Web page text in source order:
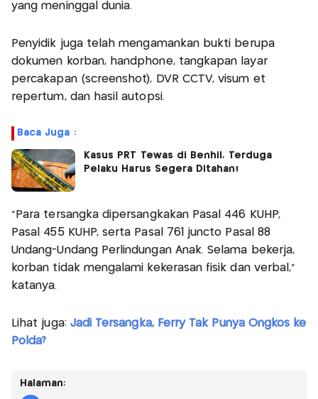
yang meninggal dunia.
Penyidik juga telah mengamankan bukti berupa
dokumen korban, handphone, tangkapan layar
percakapan (screenshot), DVR CCTV, visum et
repertum, dan hasil autopsi.
Baca Juga :
Kasus PRT Tewas di Benhil, Terduga
Pelaku Harus Segera Ditahan!
"Para tersangka dipersangkakan Pasal 446 KUHP,
Pasal 455 KUHP, serta Pasal 761 juncto Pasal 88
Undang-Undang Perlindungan Anak. Selama bekerja,
korban tidak mengalami kekerasan fisik dan verbal,"
katanya.
Lihat juga: Jadi Tersangka, Ferry Tak Punya Ongkos ke
Polda?
Halaman: